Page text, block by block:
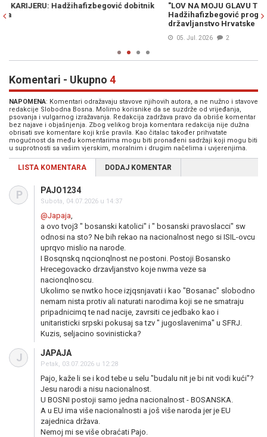
"LOV NA MOJU GLAVU TRAJE GODINAMA": Emir
Hadžihafizbegović progovorio nakon inicijative da mu se oduzme a
Komentari - Ukupno 4
NAPOMENA: Komentari odražavaju stavove njihovih autora, a ne nužno i stavove
redakcije Slobodna Bosna. Molimo korisnike da se suzdrže od vrijeđanja,
psovanja i vulgarnog izražavanja. Redakcija zadržava pravo da obriše komentar
bez najave i objašnjenja. Zbog velikog broja komentara redakcija nije dužna
obrisati sve komentare koji krše pravila. Kao čitalac također prihvatate
mogućnost da među komentarima mogu biti pronađeni sadržaji koji mogu biti
u suprotnosti sa vašim vjerskim, moralnim i drugim načelima i uvjerenjima.
LISTA KOMENTARA DODAJ KOMENTAR
P PAJO1234
Subota, 04.07.2026 u 14:37
@Japaja,
a ovo tvoj3 " bosanski katolici" i " bosanski pravoslacci" sw
odnosi na sto? Ne bih rekao na nacionalnost nego si ISIL-ovcu
uprqvo mislio na narode.
I Bosqnskq nqcionqlnost ne postoni. Postoji Bosansko
Hrecegovacko drzavljanstvo koje nwma veze sa
nacionqlnoscu.
Ukolimo se nwtko hoce izjqsnjavati i kao "Bosanac" slobodno
nemam nista protiv ali naturati narodima koji se ne smatraju
pripadnicimq te nad nacije, zavrsiti ce jedbako kao i
unitaristicki srpski pokusaj sa tzv " jugoslavenima" u SFRJ.
Kuzis, seljacino sovinisticka?
J JAPAJA
Petak, 03.07.2026 u 12:28
Pajo, kaže li se i kod tebe u selu "budalu nit je bi nit vodi kući"?
Jesu narodi a nisu nacionalnost.
U BOSNI postoji samo jedna nacionalnost - BOSANSKA.
A u EU ima više nacionalnosti a još više naroda jer je EU
zajednica država.
Nemoj mi se više obraćati Pajo.